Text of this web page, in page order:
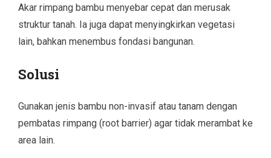
Akar rimpang bambu menyebar cepat dan merusak
struktur tanah. Ia juga dapat menyingkirkan vegetasi
lain, bahkan menembus fondasi bangunan.
Solusi
Gunakan jenis bambu non-invasif atau tanam dengan
pembatas rimpang (root barrier) agar tidak merambat ke
area lain.